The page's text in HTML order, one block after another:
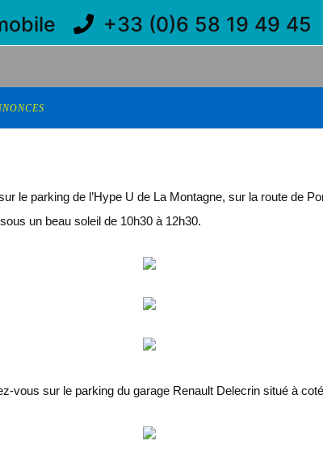
+33 (0)6 58 19 49 45
le parking de l’Hype U de La Montagne, sur la route de
un beau soleil de 10h30 à 12h30.
vous sur le parking du garage Renault Delecrin situé à